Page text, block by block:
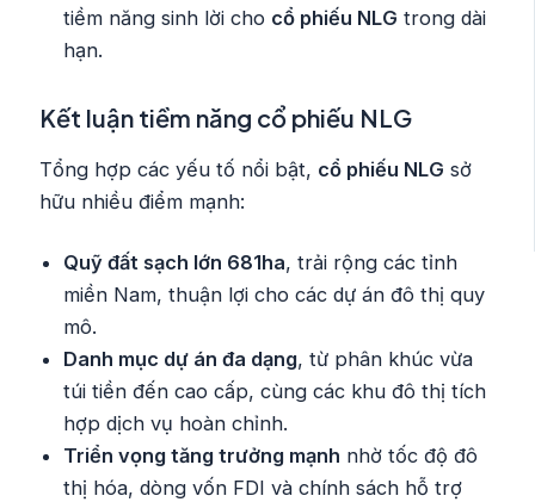
tiềm năng sinh lời cho cổ phiếu NLG trong dài
hạn.
Kết luận tiềm năng cổ phiếu NLG
Tổng hợp các yếu tố nổi bật, cổ phiếu NLG sở
hữu nhiều điểm mạnh:
Quỹ đất sạch lớn 681ha, trải rộng các tỉnh
miền Nam, thuận lợi cho các dự án đô thị quy
mô.
Danh mục dự án đa dạng, từ phân khúc vừa
túi tiền đến cao cấp, cùng các khu đô thị tích
hợp dịch vụ hoàn chỉnh.
Triển vọng tăng trưởng mạnh nhờ tốc độ đô
thị hóa, dòng vốn FDI và chính sách hỗ trợ